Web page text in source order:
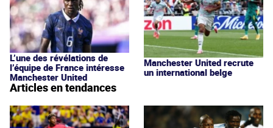
L’une des révélations de
l’équipe de France intéresse
Manchester United
Manchester United recrute
un international belge
Articles en tendances